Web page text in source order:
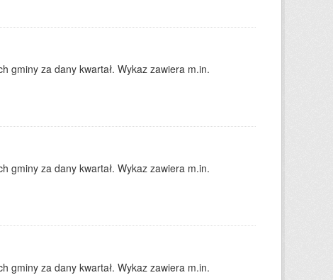
gminy za dany kwartał. Wykaz zawiera m.in.
gminy za dany kwartał. Wykaz zawiera m.in.
gminy za dany kwartał. Wykaz zawiera m.in.